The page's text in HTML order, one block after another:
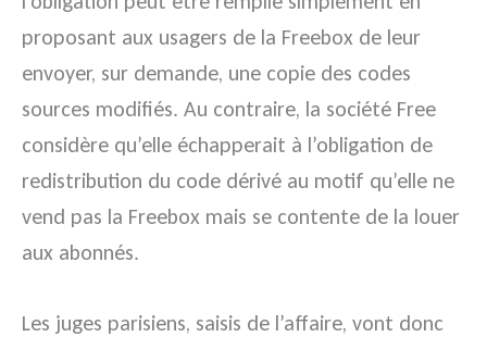
proposant aux usagers de la Freebox de leur
envoyer, sur demande, une copie des codes
sources modifiés. Au contraire, la société Free
considère qu’elle échapperait à l’obligation de
redistribution du code dérivé au motif qu’elle ne
vend pas la Freebox mais se contente de la louer
aux abonnés.
Les juges parisiens, saisis de l’affaire, vont donc